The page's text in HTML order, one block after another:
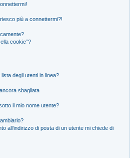
più a connettermi?!
cookie”?
degli utenti in linea?
sbagliata
il mio nome utente?
all’indirizzo di posta di un utente mi chiede di